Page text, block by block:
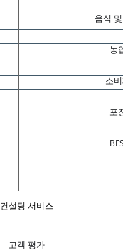
음식
농
소
포
컨설팅 서비스
고객 평가